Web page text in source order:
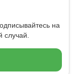
на
случай.